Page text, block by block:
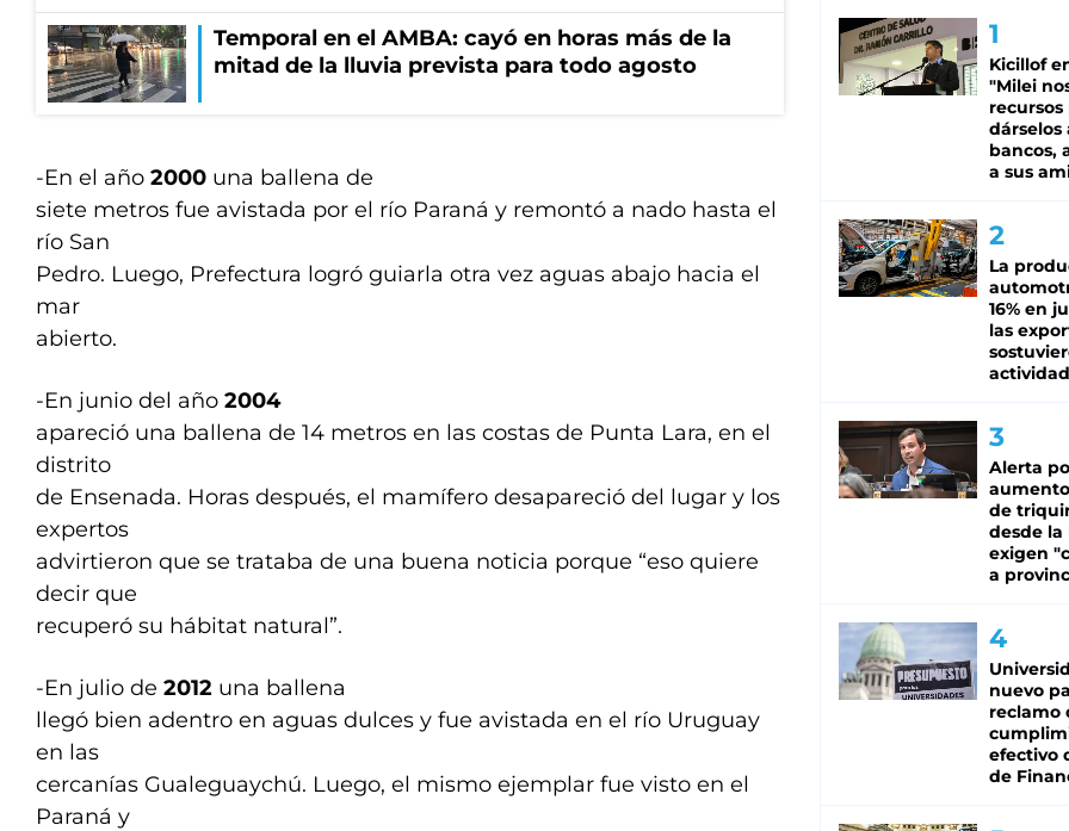
Temporal en el AMBA: cayó en horas más de la
mitad de la lluvia prevista para todo agosto
-En el año 2000 una ballena de
siete metros fue avistada por el río Paraná y remontó a nado hasta el
río San
Pedro. Luego, Prefectura logró guiarla otra vez aguas abajo hacia el
mar
abierto.
-En junio del año 2004
apareció una ballena de 14 metros en las costas de Punta Lara, en el
distrito
de Ensenada. Horas después, el mamífero desapareció del lugar y los
expertos
advirtieron que se trataba de una buena noticia porque “eso quiere
decir que
recuperó su hábitat natural”.
-En julio de 2012 una ballena
llegó bien adentro en aguas dulces y fue avistada en el río Uruguay
en las
cercanías Gualeguaychú. Luego, el mismo ejemplar fue visto en el
Paraná y
Kicillof
"Milei
recursos
dárselos
bancos,
a sus
La
16% en
las
actividad
Alerta
de
desde la
exigen
a
nuevo
reclamo
efectivo
de